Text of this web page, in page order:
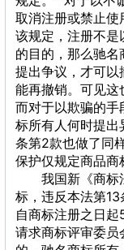
取消注册或禁止使
该规定，注册不是
的目的，那么驰
提出争议，才可
能再撤销。可见这
而对于以欺骗的
标所有人何时提出
条第2款也做了同
保护仅规定商品商
我国新《商标
标，违反本法第13
自商标注册之日
请求商标评审委